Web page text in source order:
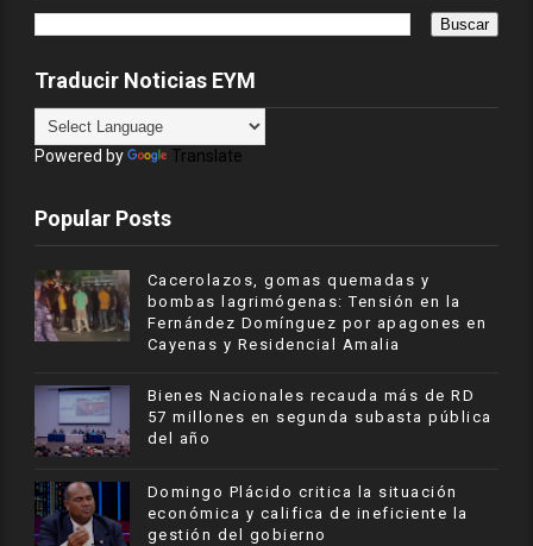
Traducir Noticias EYM
Powered by Translate
Popular Posts
Cacerolazos, gomas quemadas y
bombas lagrimógenas: Tensión en la
Fernández Domínguez por apagones en
Cayenas y Residencial Amalia
Bienes Nacionales recauda más de RD
57 millones en segunda subasta pública
del año
​Domingo Plácido critica la situación
económica y califica de ineficiente la
gestión del gobierno